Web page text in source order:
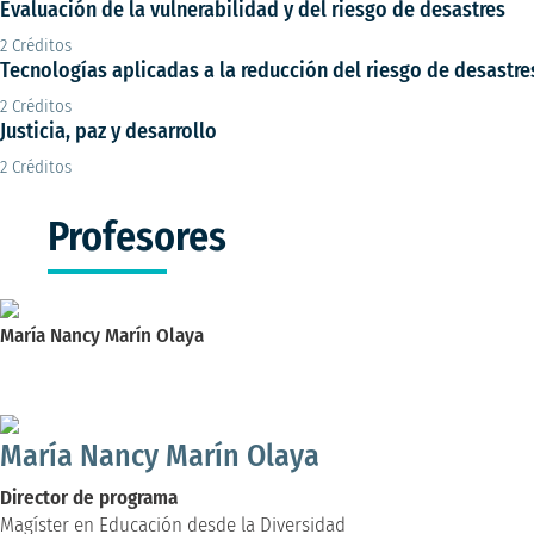
Evaluación de la vulnerabilidad y del riesgo de desastres
2 Créditos
Tecnologías aplicadas a la reducción del riesgo de
2 Créditos
Justicia, paz y desarrollo
2 Créditos
Profesores
María Nancy Marín Olaya
María Nancy Marín Olaya
Director de programa
Magíster en Educación desde la Diversidad